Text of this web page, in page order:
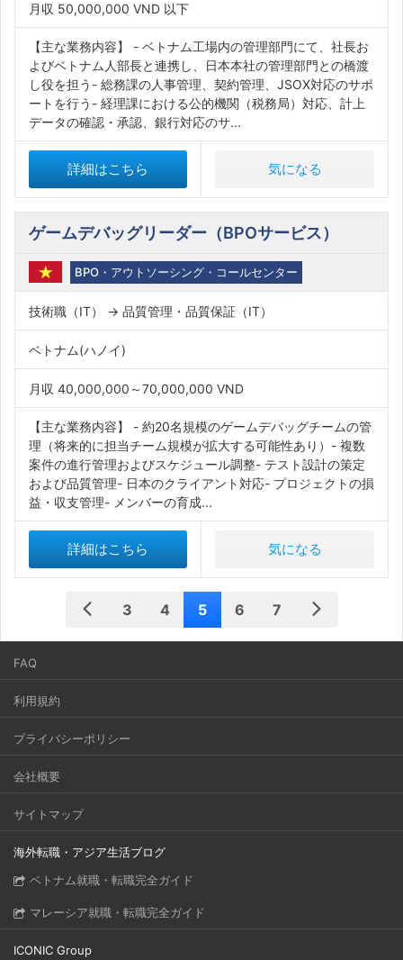
月収 50,000,000 VND 以下
【主な業務内容】 - ベトナム工場内の管理部門にて、社長お
よびベトナム人部長と連携し、日本本社の管理部門との橋渡
し役を担う- 総務課の人事管理、契約管理、JSOX対応のサポ
ートを行う- 経理課における公的機関（税務局）対応、計上
データの確認・承認、銀行対応のサ...
詳細はこちら 気になる
ゲームデバッグリーダー（BPOサービス）
BPO・アウトソーシング・コールセンター
技術職（IT） → 品質管理・品質保証（IT）
ベトナム(ハノイ)
月収 40,000,000～70,000,000 VND
【主な業務内容】 - 約20名規模のゲームデバッグチームの管
理（将来的に担当チーム規模が拡大する可能性あり）- 複数
案件の進行管理およびスケジュール調整- テスト設計の策定
および品質管理- 日本のクライアント対応- プロジェクトの損
益・収支管理- メンバーの育成...
詳細はこちら 気になる
3 4 5 6 7
FAQ
利用規約
プライバシーポリシー
会社概要
サイトマップ
海外転職・アジア生活ブログ
ベトナム就職・転職完全ガイド
マレーシア就職・転職完全ガイド
ICONIC Group